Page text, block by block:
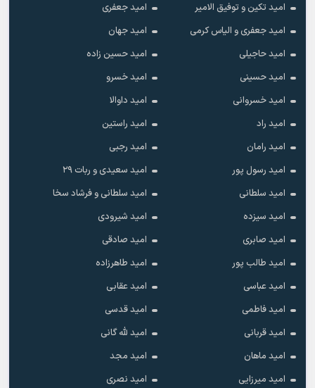
امید تکین و توفیق الامیر
امید جعفری
امید جعفری و الیاس کرمی
امید جهان
امید حاجیلی
امید حسین زاده
امید حسینی
امید خسرو
امید خسروانی
امید داوالا
امید راد
امید راستین
امید رامان
امید رجبی
امید رسول پور
امید سعیدی و ربات ۲۹
امید سلطانی
امید سلطانی و فرشاد سخا
امید سیزده
امید شیرودی
امید صابری
امید صادقی
امید طالب پور
امید طاهرزاده
امید عباسی
امید عقابی
امید فاطمی
امید قدسی
امید قربانی
امید لله گانی
امید ماهان
امید مجد
امید میرزایی
امید نصری